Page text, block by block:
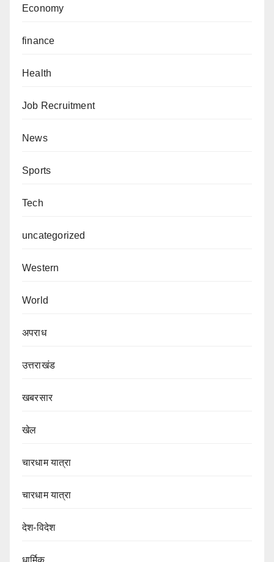
Economy
finance
Health
Job Recruitment
News
Sports
Tech
uncategorized
Western
World
अपराध
उत्तराखंड
खबरसार
खेल
चारधाम यात्रा
चारधाम यात्रा
देश-विदेश
धार्मिक